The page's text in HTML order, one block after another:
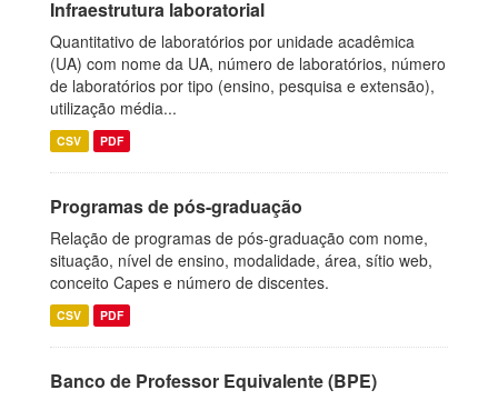
Infraestrutura laboratorial
Quantitativo de laboratórios por unidade acadêmica
(UA) com nome da UA, número de laboratórios, número
de laboratórios por tipo (ensino, pesquisa e extensão),
utilização média...
CSV PDF
Programas de pós-graduação
Relação de programas de pós-graduação com nome,
situação, nível de ensino, modalidade, área, sítio web,
conceito Capes e número de discentes.
CSV PDF
Banco de Professor Equivalente (BPE)